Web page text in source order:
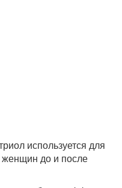
используется для
женщин до и после